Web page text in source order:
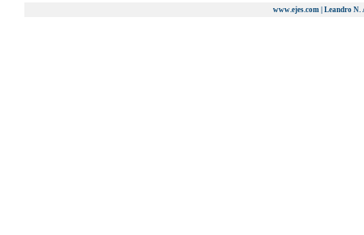
www.ejes.com | Leandro N.